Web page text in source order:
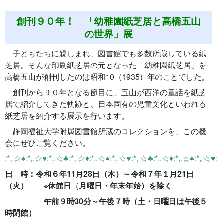
創刊９０年！ 「幼稚園紙芝居と高橋五山
の世界」展
子どもたちに親しまれ、図書館でも多数所蔵している紙
芝居。そんな印刷紙芝居の元となった「幼稚園紙芝居」を
高橋五山が創刊したのは昭和10 （1935）年のことでした。
創刊から９０年となる節目に、五山が西洋の童話を紙芝
居で紹介してきた軌跡と、日本固有の児童文化といわれる
紙芝居を紹介する展示を行います。
静岡福祉大学附属図書館所蔵のコレクションを、この機
会にぜひご覧ください。
日 時：令和６年11 月28日（木）～令和７年１月21 日
（火） ※休館日（月曜日・年末年始）を除く
午前９時30分～午後７時（土・日曜日は午後５
時閉館）